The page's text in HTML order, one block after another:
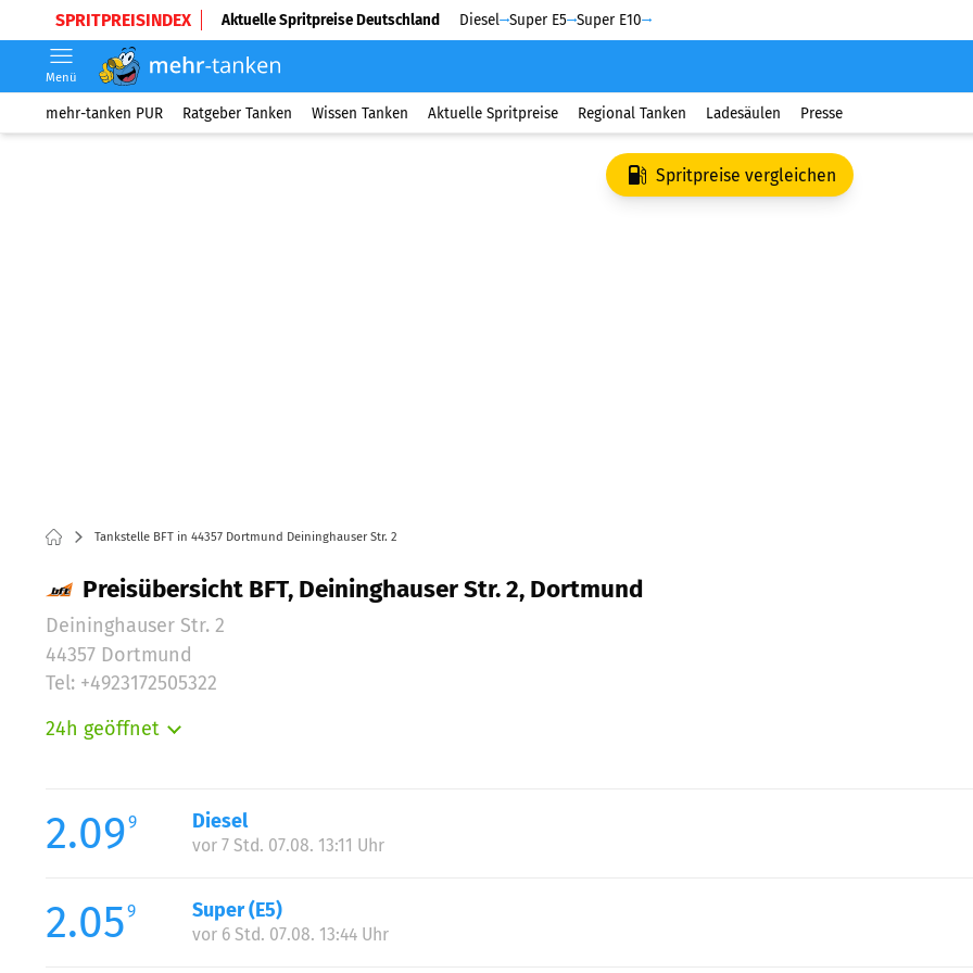
SPRITPREISINDEX Aktuelle Spritpreise Deutschland Diesel Super E5 Super E10
Menü
mehr-tanken PUR Ratgeber Tanken Wissen Tanken Aktuelle Spritpreise Regional Tanken Ladesäulen Presse
Spritpreise vergleichen
Tankstelle BFT in 44357 Dortmund Deininghauser Str. 2
Preisübersicht BFT, Deininghauser Str. 2, Dortmund
Deininghauser Str. 2
44357 Dortmund
Tel: +4923172505322
24h geöffnet
Mittwoch:
Donnerstag:
Samstag:
Sonntag:
2.099 Diesel
vor 7 Std. 07.08. 13:11 Uhr
2.059 Super (E5)
vor 6 Std. 07.08. 13:44 Uhr